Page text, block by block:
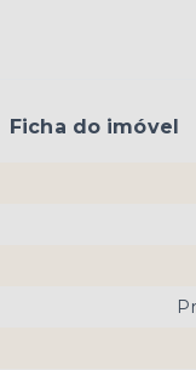
Ficha do imóvel